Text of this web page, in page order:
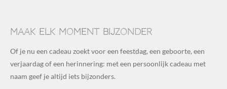
Maak elk moment bijzonder
Of je nu een cadeau zoekt voor een feestdag, een geboorte, een
verjaardag of een herinnering: met een persoonlijk cadeau met
naam geef je altijd iets bijzonders.